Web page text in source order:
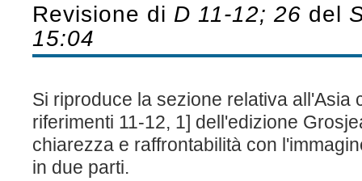
Revisione di D 11-12; 26 del
15:04
Si riproduce la sezione relativa all'Asia
riferimenti 11-12, 1] dell'edizione
chiarezza e raffrontabilità con
in due parti.